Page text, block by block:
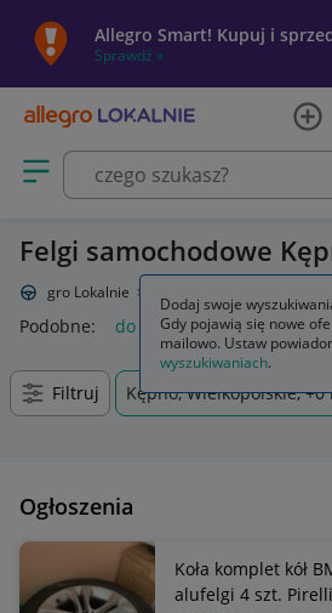
Allegro Smart! Kupuj i
Sprawdź »
Otwórz menu z kategoriami
Felgi samochodowe
Allegro Lokalnie
Podobne: do samochodów
Filtruj Kępno, Wielkopolskie, +0
Ogłoszenia
Koła komplet kół
alufelgi 4 szt.
Dodaj swoje
Gdy pojawią się nowe
mailowo. Ustaw
wyszukiwaniach.